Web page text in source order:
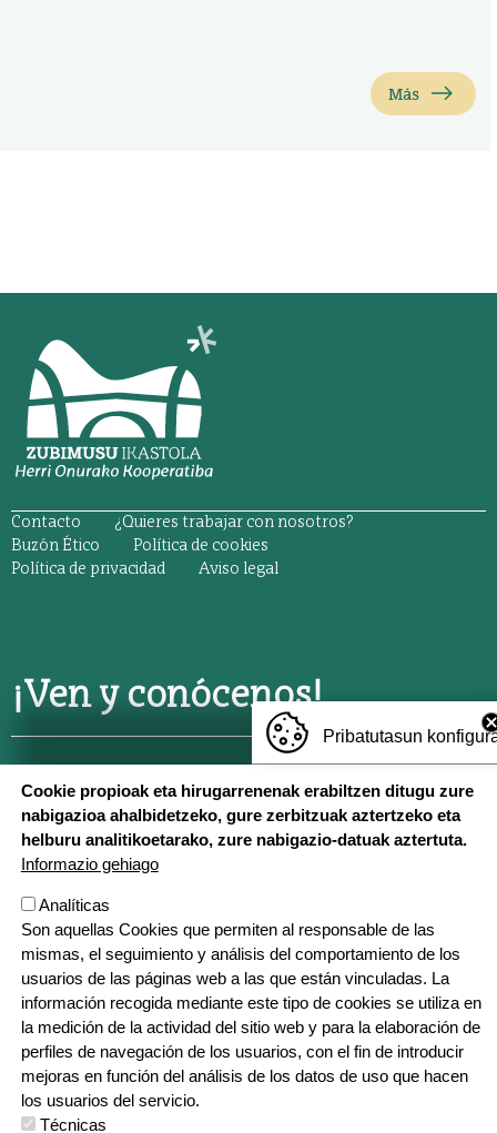
Más
ORRI-OINA
Contacto
¿Quieres trabajar con nosotros?
TESTU-LEGALAK
Buzón Ético
Política de cookies
Política de privacidad
Aviso legal
¡Ven y conócenos!
TXERMIN : Txermin z/g, 20150 Villabona, 688 677 819
CENTRO: Berria 55, 20150 Villabona,943 69 23 21
ZIZURKIL: Pagamuño z/g, 20159 Zizurkil,
En red
Pribatutasun
Cookie propioak eta hirugarrenenak erabiltzen ditugu zure
nabigazioa ahalbidetzeko, gure zerbitzuak aztertzeko eta
helburu analitikoetarako, zure nabigazio-datuak aztertuta.
Informazio gehiago
Analíticas
Son aquellas Cookies que permiten al responsable de las
mismas, el seguimiento y análisis del comportamiento de los
usuarios de las páginas web a las que están vinculadas. La
información recogida mediante este tipo de cookies se utiliza en
la medición de la actividad del sitio web y para la elaboración de
perfiles de navegación de los usuarios, con el fin de introducir
mejoras en función del análisis de los datos de uso que hacen
los usuarios del servicio.
Técnicas